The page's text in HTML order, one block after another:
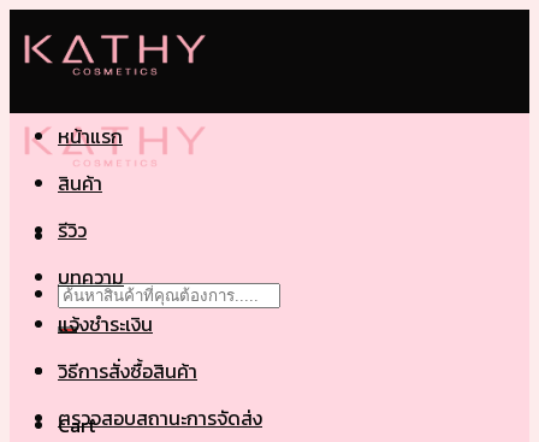
content
Search
for:
Cart
หน้าแรก
สินค้า
รีวิว
บทความ
แจ้งชำระเงิน
วิธีการสั่งซื้อสินค้า
ตรวจสอบสถานะการจัดส่ง